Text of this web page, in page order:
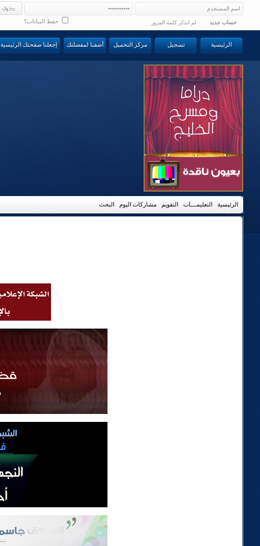
حفظ البيانات؟ حساب جديد لم اتذكر كلمة المرور
الرئيسية تسجيل مركز التحميل أضفنا لمفضلتك إجعلنا صفحتك الرئيسية
الرئيسية التعليمـــات التقويم مشاركات اليوم البحث